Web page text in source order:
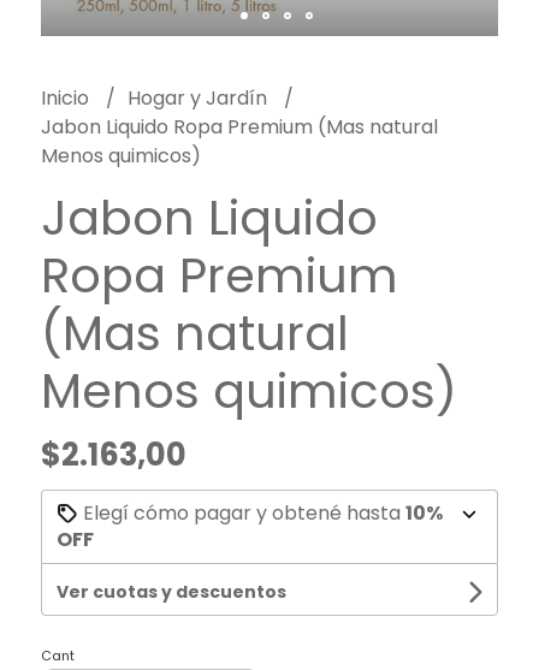
Inicio
Hogar y Jardín
Jabon Liquido Ropa Premium (Mas natural
Menos quimicos)
Jabon Liquido
Ropa Premium
(Mas natural
Menos quimicos)
$2.163,00
Elegí cómo pagar y obtené hasta 10%
OFF
Ver cuotas y descuentos
Cant